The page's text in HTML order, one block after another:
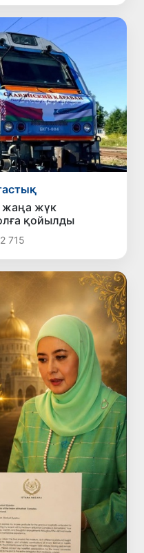
жаңа жүк
қойылды
2 715